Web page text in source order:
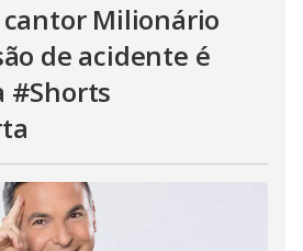
Milionário
de acidente é
#Shorts